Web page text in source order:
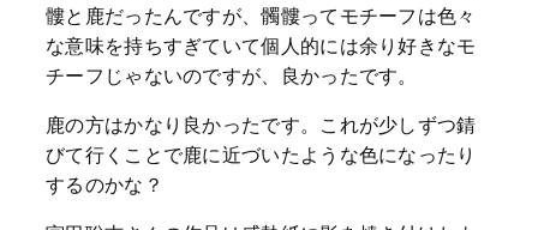
髏と鹿だったんですが、髑髏ってモチーフは色々
な意味を持ちすぎていて個人的には余り好きなモ
チーフじゃないのですが、良かったです。
鹿の方はかなり良かったです。これが少しずつ錆
びて行くことで鹿に近づいたような色になったり
するのかな？